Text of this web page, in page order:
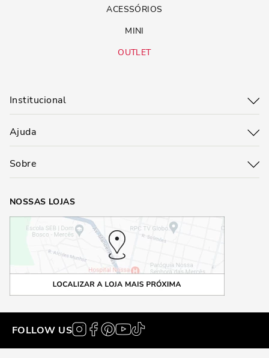
ACESSÓRIOS
MINI
OUTLET
Institucional
Ajuda
Sobre
NOSSAS LOJAS
FOLLOW US